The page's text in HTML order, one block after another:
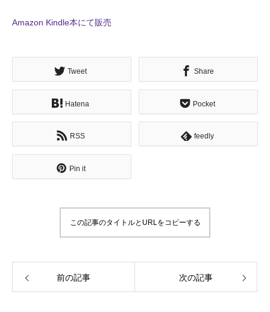
企業哲学
サービス
企業情報
Amazon Kindle本にて販売
Tweet Share
Hatena Pocket
RSS feedly
Pin it
この記事のタイトルとURLをコピーする
前の記事 次の記事